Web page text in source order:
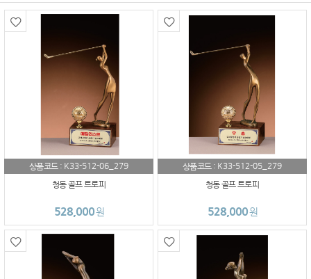
상품코드 : K33-512-06_279
청동 골프 트로피
528,000원
상품코드 : K33-512-05_279
청동 골프 트로피
528,000원